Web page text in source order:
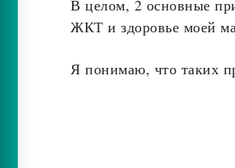
В целом, 2 основные
ЖКТ и здоровье моей
Я понимаю, что таких